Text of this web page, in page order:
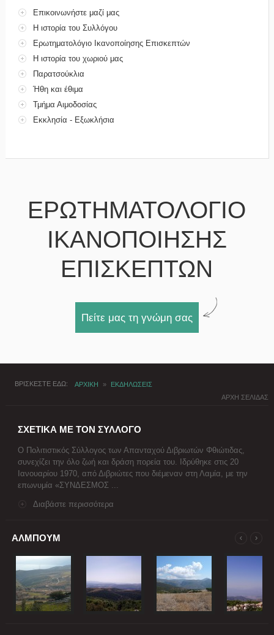
Επικοινωνήστε μαζί μας
Η ιστορία του Συλλόγου
Ερωτηματολόγιο Ικανοποίησης Επισκεπτών
Η ιστορία του χωριού μας
Παρατσούκλια
Ήθη και έθιμα
Τμήμα Αιμοδοσίας
Εκκλησία - Εξωκλήσια
ΕΡΩΤΗΜΑΤΟΛΟΓΙΟ
ΙΚΑΝΟΠΟΙΗΣΗΣ
ΕΠΙΣΚΕΠΤΩΝ
Πείτε μας τη γνώμη σας
ΒΡΙΣΚΕΣΤΕ ΕΔΩ ΑΡΧΙΚΗ »
ΕΚΔΗΛΩΣΕΙΣ
ΑΡΧΗ ΣΕΛΙΔΑΣ
ΣΧΕΤΙΚΑ ΜΕ ΤΟΝ ΣΥΛΛΟΓΟ
Ο Πολιτιστικός Σύλλογος των Απανταχού Διβριωτών Φθιώτιδας,
συνεχίζει την όλο ζωή και δράση πορεία του. Ιδρύθηκε στις 20
Ιανουαρίου 1970, από Διβριώτες που διέμεναν στη Λαμία, με την
επωνυμία «ΣΥΝΔΕΣΜΟΣ ...
Διαβάστε περισσότερα
ΑΛΜΠΟΥΜ